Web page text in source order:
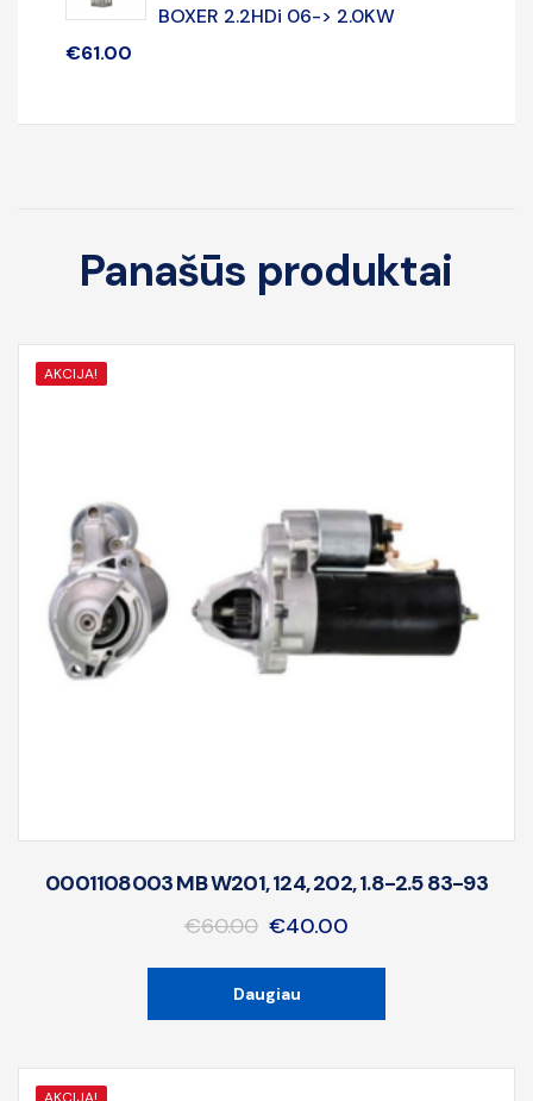
BOXER 2.2HDi 06-> 2.0KW
€61.00
Panašūs produktai
AKCIJA!
0001108003 MB W201, 124, 202, 1.8-2.5 83-93
€60.00 €40.00
Daugiau